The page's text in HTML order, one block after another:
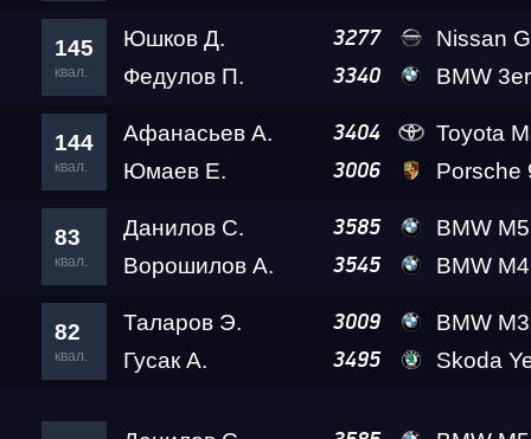
145
квал.
Юшков Д. 3277
Nissan GT-
Федулов П.
3340 BMW
144
квал.
Афанасьев А. 3404
Toyota
Юмаев Е.
3006 Porsche 911
83
квал.
Данилов С. 3585
BMW M5
Ворошилов А.
3545 BMW M4
82
квал.
Таларов Э. 3009
BMW M3
Гусак А.
3495 Skoda